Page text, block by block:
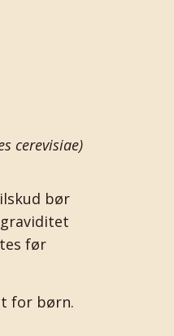
cerevisiae)
bør
før
for børn.